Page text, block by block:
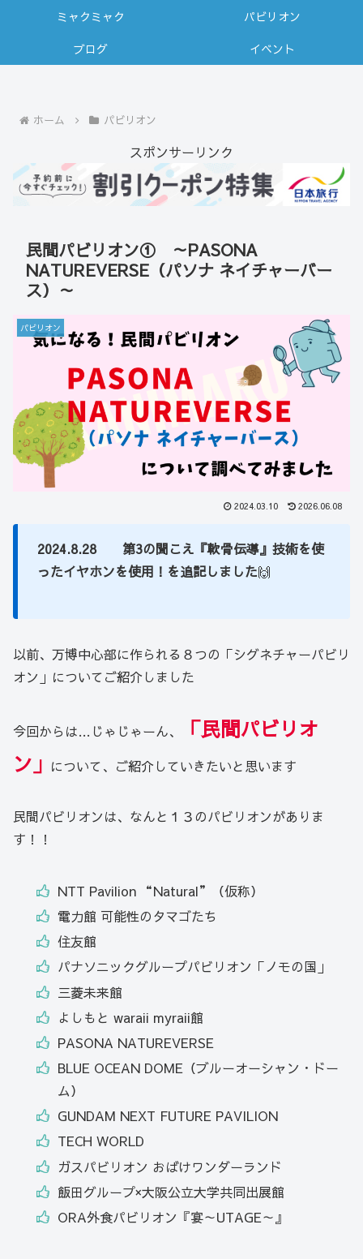
ミャクミャク
パビリオン
ブログ
イベント
ホーム パビリオン
スポンサーリンク
民間パビリオン① ～PASONA
NATUREVERSE（パソナ ネイチャーバー
ス）～
パビリオン
2024.03.10 2026.06.08
2024.8.28 第3の聞こえ『軟骨伝導』技術を使
ったイヤホンを使用！を追記しました🙌
以前、万博中心部に作られる８つの「シグネチャーパビリ
オン」についてご紹介しました
今回からは…じゃじゃーん、
「民間パビリオ
ン 」 について、ご紹介していきたいと思います
民間パビリオンは、なんと１３のパビリオンがありま
す！！
NTT Pavilion “Natural”（仮称）
電力館 可能性のタマゴたち
住友館
パナソニックグループパビリオン「ノモの国」
三菱未来館
よしもと waraii myraii館
PASONA NATUREVERSE
BLUE OCEAN DOME（ブルーオーシャン・ドー
ム）
GUNDAM NEXT FUTURE PAVILION
TECH WORLD
ガスパビリオン おばけワンダーランド
飯田グループ×大阪公立大学共同出展館
ORA外食パビリオン『宴～UTAGE～』